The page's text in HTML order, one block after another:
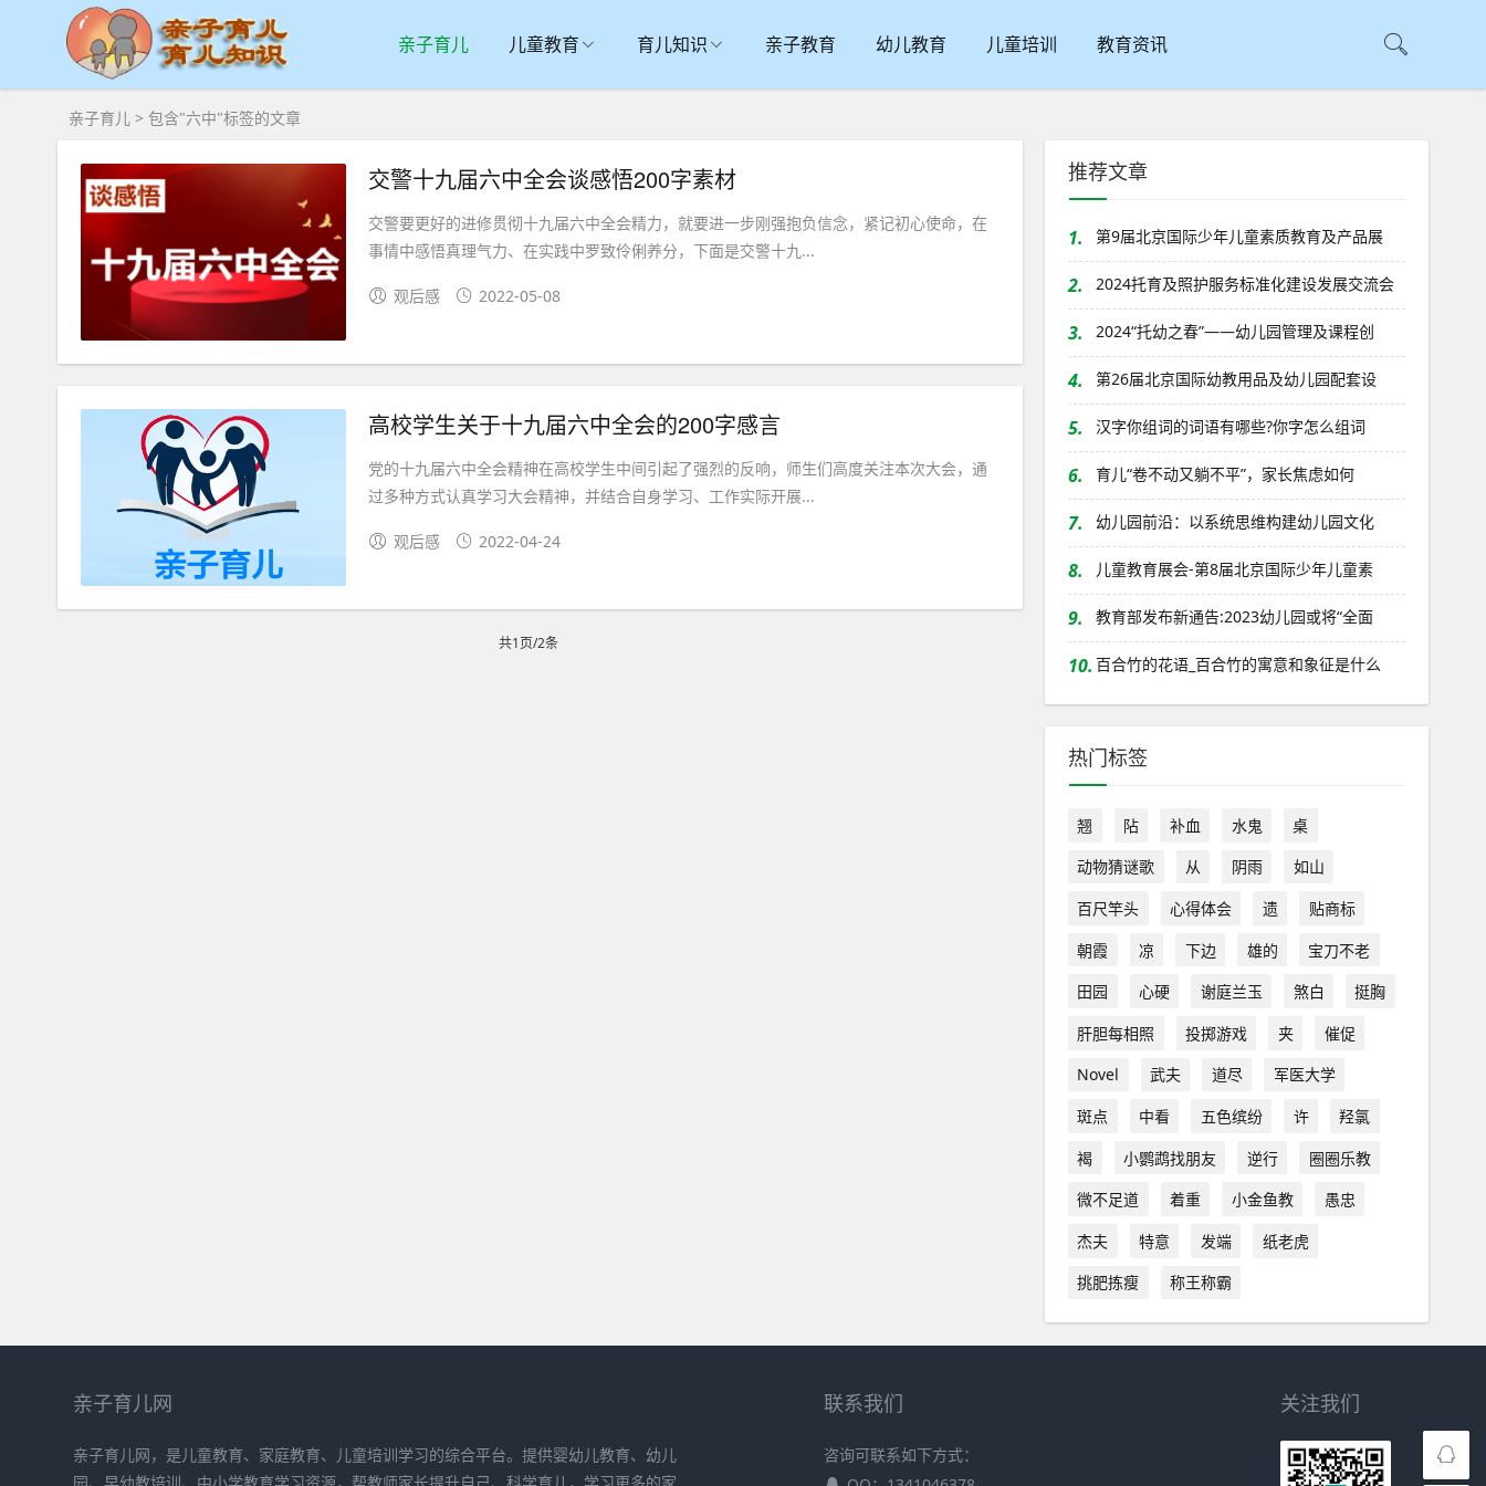
亲子育儿 儿童教育 育儿知识 亲子教育 幼儿教育 儿童培训 教育资讯
亲子育儿 > 包含"六中"标签的文章
交警十九届六中全会谈感悟200字素材
交警要更好的进修贯彻十九届六中全会精力，就要进一步刚强抱负信念，紧记初心使命，在
事情中感悟真理气力、在实践中罗致伶俐养分，下面是交警十九...
观后感 2022-05-08
高校学生关于十九届六中全会的200字感言
党的十九届六中全会精神在高校学生中间引起了强烈的反响，师生们高度关注本次大会，通
过多种方式认真学习大会精神，并结合自身学习、工作实际开展...
观后感 2022-04-24
共1页/2条
推荐文章
1. 第9届北京国际少年儿童素质教育及产品展
2. 2024托育及照护服务标准化建设发展交流会
3. 2024“托幼之春”——幼儿园管理及课程创
4. 第26届北京国际幼教用品及幼儿园配套设
5. 汉字你组词的词语有哪些?你字怎么组词
6. 育儿“卷不动又躺不平”，家长焦虑如何
7. 幼儿园前沿：以系统思维构建幼儿园文化
8. 儿童教育展会-第8届北京国际少年儿童素
9. 教育部发布新通告:2023幼儿园或将“全面
10. 百合竹的花语_百合竹的寓意和象征是什么
热门标签
翘 阽 补血 水鬼
桌
动物猜谜歌
从 阴雨
如山
百尺竿头
心得体会 遗
贴商标
朝霞
凉 下边 雄的
宝刀不老
田园
心硬 谢庭兰玉 煞白
挺胸
肝胆每相照
投掷游戏 夹
催促
Novel
武夫 道尽
军医大学
斑点
中看 五色缤纷 许
羟氯
褐
小鹦鹉找朋友 逆行
圈圈乐教
微不足道
着重 小金鱼教
愚忠
杰夫
特意 发端
纸老虎
挑肥拣瘦
称王称霸
亲子育儿网
亲子育儿网，是儿童教育、家庭教育、儿童培训学习的综合平台。提供婴幼儿教育、幼儿
联系我们
咨询可联系如下方式：
关注我们